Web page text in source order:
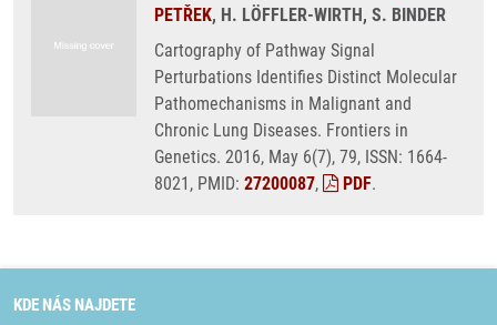
PETŘEK, H. LÖFFLER-WIRTH, S. BINDER
Cartography of Pathway Signal
Perturbations Identifies Distinct Molecular
Pathomechanisms in Malignant and
Chronic Lung Diseases. Frontiers in
Genetics. 2016, May 6(7), 79, ISSN: 1664-
8021, PMID: 27200087, PDF.
KDE NÁS NAJDETE